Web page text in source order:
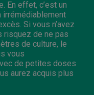
En effet, c’est un
irrémédiablement
Si vous n’avez
risquez de ne pas
de culture, le
vous
de petites doses
aurez acquis plus